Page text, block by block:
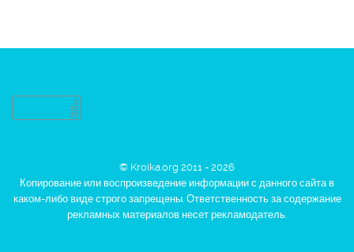
© Kroika.org 2011 - 2026
Копирование или воспроизведение информации с данного сайта в
каком-либо виде строго запрещены. Ответственность за содержание
рекламных материалов несет рекламодатель.